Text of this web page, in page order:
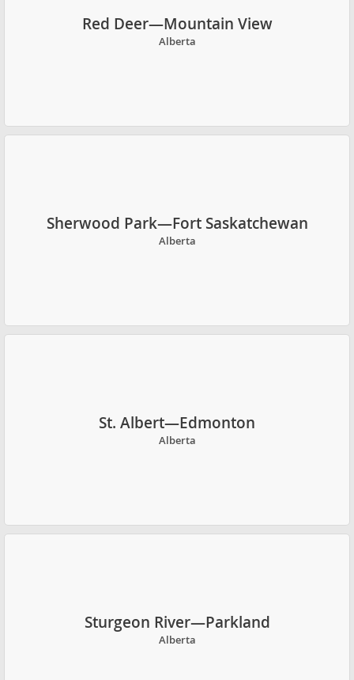
Red Deer—Mountain View
Alberta
Sherwood Park—Fort Saskatchewan
Alberta
St. Albert—Edmonton
Alberta
Sturgeon River—Parkland
Alberta